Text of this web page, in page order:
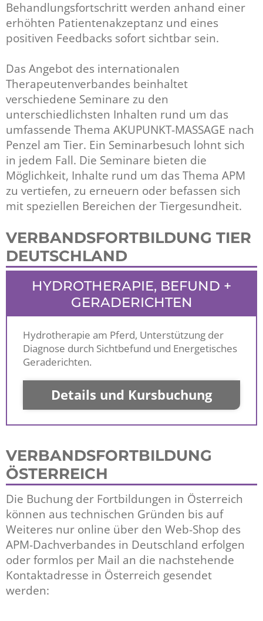
Behandlungsfortschritt werden anhand einer
erhöhten Patientenakzeptanz und eines
positiven Feedbacks sofort sichtbar sein.
Das Angebot des internationalen
Therapeutenverbandes beinhaltet
verschiedene Seminare zu den
unterschiedlichsten Inhalten rund um das
umfassende Thema AKUPUNKT-MASSAGE nach
Penzel am Tier. Ein Seminarbesuch lohnt sich
in jedem Fall. Die Seminare bieten die
Möglichkeit, Inhalte rund um das Thema APM
zu vertiefen, zu erneuern oder befassen sich
mit speziellen Bereichen der Tiergesundheit.
VERBANDSFORTBILDUNG TIER
DEUTSCHLAND
HYDROTHERAPIE, BEFUND +
GERADERICHTEN
Hydrotherapie am Pferd, Unterstützung der
Diagnose durch Sichtbefund und Energetisches
Geraderichten.
Details und Kursbuchung
VERBANDSFORTBILDUNG
ÖSTERREICH
Die Buchung der Fortbildungen in Österreich
können aus technischen Gründen bis auf
Weiteres nur online über den Web-Shop des
APM-Dachverbandes in Deutschland erfolgen
oder formlos per Mail an die nachstehende
Kontaktadresse in Österreich gesendet
werden: